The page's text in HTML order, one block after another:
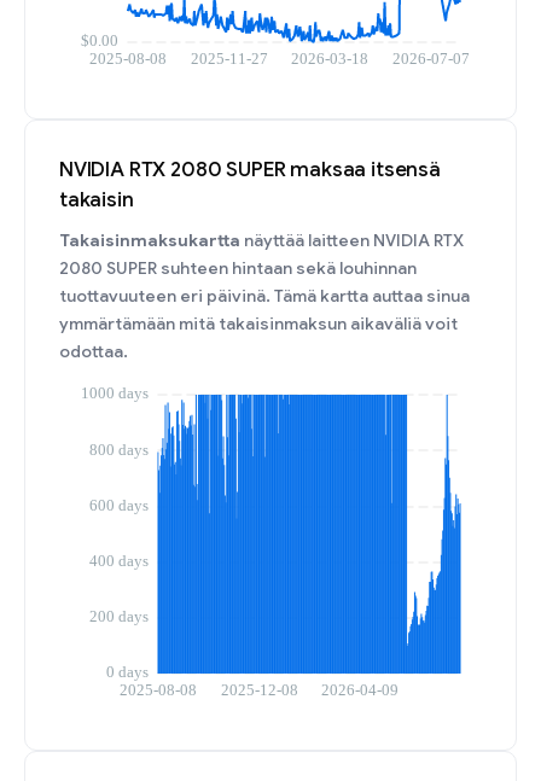
NVIDIA RTX 2080 SUPER maksaa itsensä
takaisin
Takaisinmaksukartta näyttää laitteen NVIDIA RTX
2080 SUPER suhteen hintaan sekä louhinnan
tuottavuuteen eri päivinä. Tämä kartta auttaa sinua
ymmärtämään mitä takaisinmaksun aikaväliä voit
odottaa.